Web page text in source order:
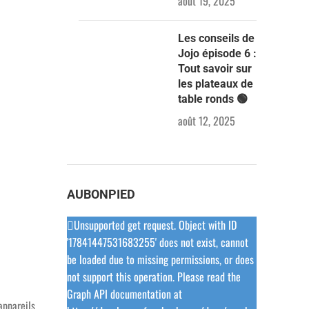
Les conseils de
Jojo épisode 6 :
Tout savoir sur
les plateaux de
table ronds 🟢
août 12, 2025
AUBONPIED
Unsupported get request. Object with ID
'17841447531683255' does not exist, cannot
be loaded due to missing permissions, or does
not support this operation. Please read the
Graph API documentation at